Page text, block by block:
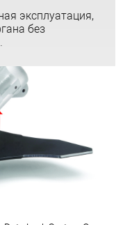
эксплуатация,
без